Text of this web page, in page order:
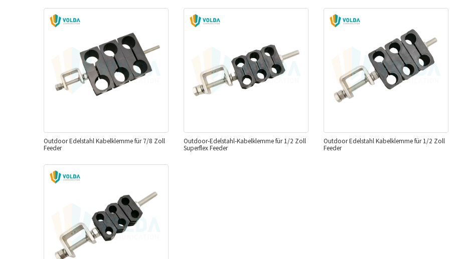
Outdoor Edelstahl Kabelklemme für 7/8 Zoll
Feeder
Outdoor-Edelstahl-Kabelklemme für 1/2 Zoll
Superflex Feeder
Outdoor Edelstahl Kabelklemme für 1/2 Zoll
Feeder